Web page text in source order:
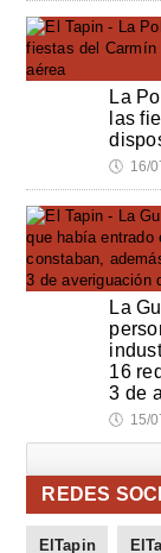
La
las
🕔 16/
La
16
3 de
🕔 15/
REDES
ElTapin